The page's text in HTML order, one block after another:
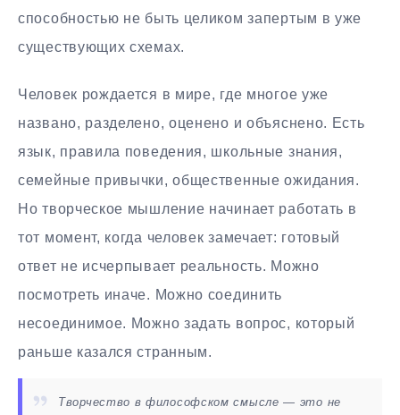
способностью не быть целиком запертым в уже
существующих схемах.
Человек рождается в мире, где многое уже
названо, разделено, оценено и объяснено. Есть
язык, правила поведения, школьные знания,
семейные привычки, общественные ожидания.
Но творческое мышление начинает работать в
тот момент, когда человек замечает: готовый
ответ не исчерпывает реальность. Можно
посмотреть иначе. Можно соединить
несоединимое. Можно задать вопрос, который
раньше казался странным.
Творчество в философском смысле — это не